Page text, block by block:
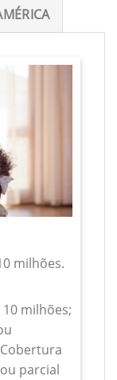
milhões.
milhões;
parcial